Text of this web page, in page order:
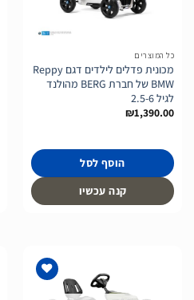
המשאלות
כל המוצרים
מכונית פדלים לילדים דגם Reppy
BMW של חברת BERG מהולנד
לגיל 2.5-6
₪1,390.00
הוסף לסל
קנה עכשיו